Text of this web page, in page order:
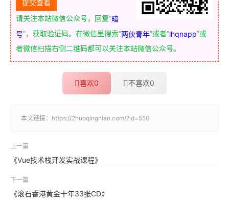
请关注本站微信公众号，回复“暗
号”，获取验证码。在微信里搜索“两伙青年”或者“lhqnapp”或
者微信扫描右侧二维码都可以关注本站微信公众号。
喜欢0 不喜欢0
本文链接： https://2huoqingnian.com/?id=550
上一篇
《Vue技术栈开发实战课程》
下一篇
《滚石香港黄金十年33张CD》